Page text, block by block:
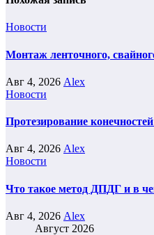
Новости
Монтаж ленточного,
Авг 4, 2026 Alex
Новости
Протезирование
Авг 4, 2026 Alex
Новости
Что такое метод ДПДГ и в
Авг 4, 2026 Alex
Август 2026